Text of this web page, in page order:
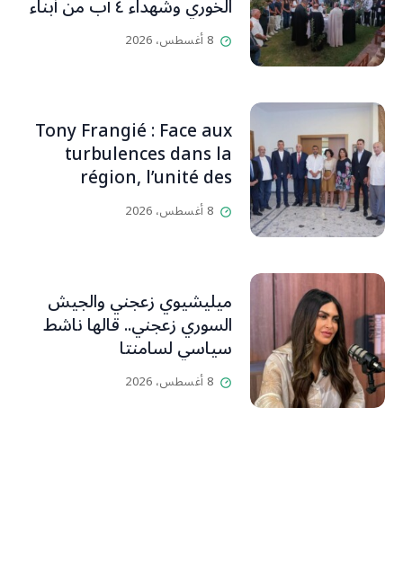
الخوري وشهداء ٤ آب من أبناء
البلدة.. كارين الخوري افرام: لقد
كان بيتنا، بوجود والدي، ينبض
إقفاله لكنه لم يستطع لأنه
بيت رسالة وتاريخ وإيمان وقيم
مستمرة (صور وVideo)
8 أغسطس، 2026
Tony Frangié : Face aux
turbulences dans la
région, l’unité des
Libanais est primordiale
L’OLJ / Par Scarlett
8 أغسطس، 2026
ميليشيوي زعجني والجيش
السوري زعجني.. قالها ناشط
سياسي لسامنتا
8 أغسطس، 2026